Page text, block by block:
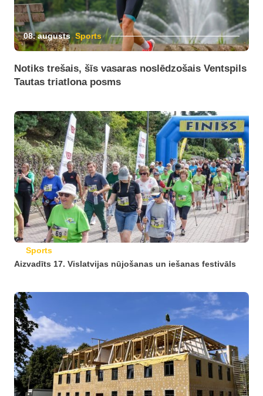
08. augusts Sports
Notiks trešais, šīs vasaras noslēdzošais Ventspils
Tautas triatlona posms
Sports
Aizvadīts 17. Vislatvijas nūjošanas un iešanas festivāls